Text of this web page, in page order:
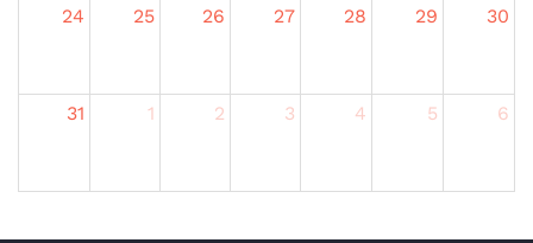
24 25 26 27 28 29 30
31 1 2 3 4 5 6